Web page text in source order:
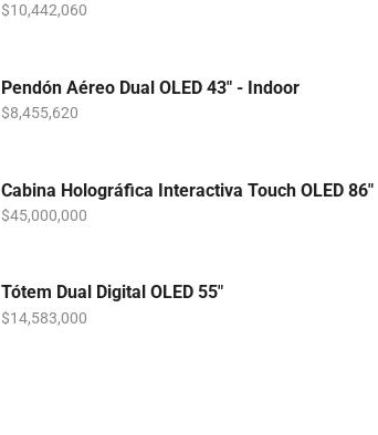
$10,442,060
Pendón Aéreo Dual OLED 43" - Indoor
$8,455,620
Cabina Holográfica Interactiva Touch OLED 86"
$45,000,000
Tótem Dual Digital OLED 55"
$14,583,000